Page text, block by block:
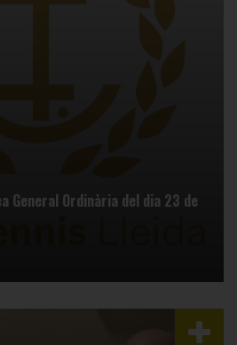
General Ordinària del dia 23 de